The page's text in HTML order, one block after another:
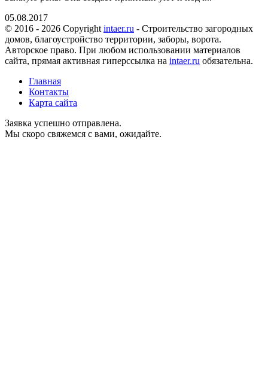
05.08.2017
© 2016 - 2026 Copyright intaer.ru - Cтроительство загородных
домов, благоустройство территории, заборы, ворота.
Авторское право. При любом использовании материалов
сайта, прямая активная гиперссылка на intaer.ru обязательна.
Главная
Контакты
Карта сайта
Заявка успешно отправлена.
Мы скоро свяжемся с вами, ожидайте.